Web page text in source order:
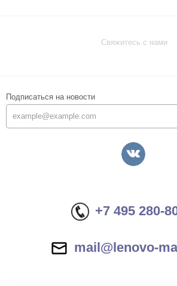
Свяжитесь с нами
Подписаться на новости
+7 495 280-
mail@lenovo-